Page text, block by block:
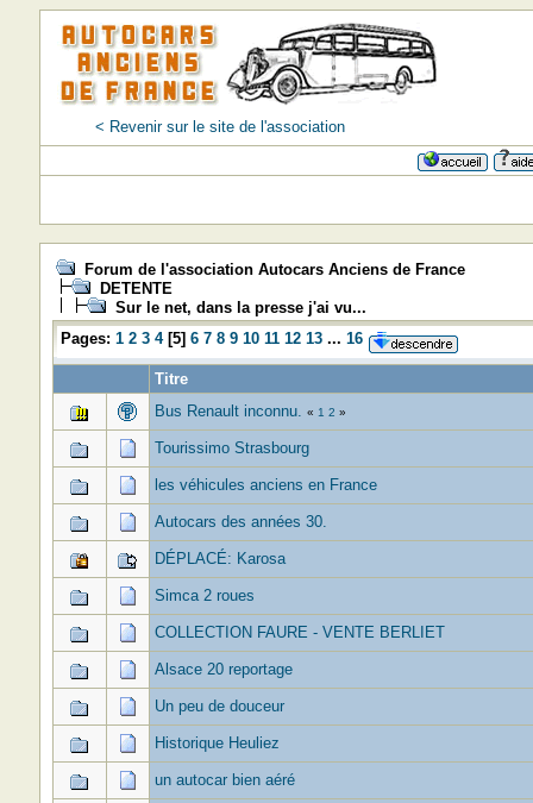
< Revenir sur le site de l'association
Forum de l'association Autocars Anciens de France
DETENTE
Sur le net, dans la presse j'ai vu...
Pages: 1 2 3 4[5] 6 7 8 9 10 11 12 13 ... 16
Titre
Bus Renault inconnu. « 1 2 »
Tourissimo Strasbourg
les véhicules anciens en France
Autocars des années 30.
DÉPLACÉ: Karosa
Simca 2 roues
COLLECTION FAURE - VENTE BERLIET
Alsace 20 reportage
Un peu de douceur
Historique Heuliez
un autocar bien aéré